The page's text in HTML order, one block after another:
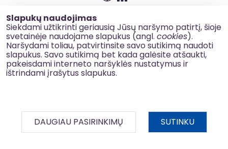
Slapukų naudojimas
Siekdami užtikrinti geriausią Jūsų naršymo patirtį, šioje
svetainėje naudojame slapukus (angl. cookies).
Naršydami toliau, patvirtinsite savo sutikimą naudoti
slapukus. Savo sutikimą bet kada galėsite atšaukti,
pakeisdami interneto naršyklės nustatymus ir
ištrindami įrašytus slapukus.
DAUGIAU PASIRINKIMŲ SUTINKU
Slapukų naudojimas
Korupcijos prevencija
Kontaktai